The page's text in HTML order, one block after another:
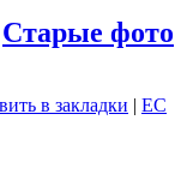
Старые фото
в закладки | EC